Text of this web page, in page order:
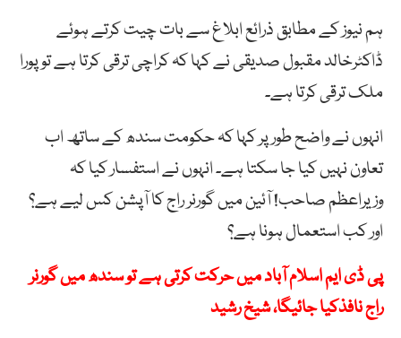
ہم نیوز کے مطابق ذرائع ابلاغ سے بات چیت کرتے ہوئے
ڈاکٹرخالد مقبول صدیقی نے کہا کہ کراچی ترقی کرتا ہے تو پورا
ملک ترقی کرتا ہے۔
انہوں نے واضح طور پر کہا کہ حکومت سندھ کے ساتھ اب
تعاون نہیں کیا جا سکتا ہے۔ انہوں نے استفسار کیا کہ
وزیراعظم صاحب! آئین میں گورنر راج کا آپشن کس لیے ہے؟
اور کب استعمال ہونا ہے؟
پی ڈی ایم اسلام آباد میں حرکت کرتی ہے تو سندھ میں گورنر
راج نافذکیا جائیگا، شیخ رشید